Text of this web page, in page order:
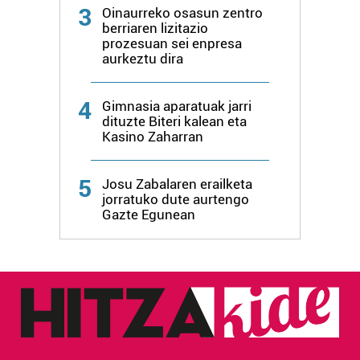
3
Oinaurreko osasun zentro
berriaren lizitazio
prozesuan sei enpresa
aurkeztu dira
4
Gimnasia aparatuak jarri
dituzte Biteri kalean eta
Kasino Zaharran
5
Josu Zabalaren erailketa
jorratuko dute aurtengo
Gazte Egunean